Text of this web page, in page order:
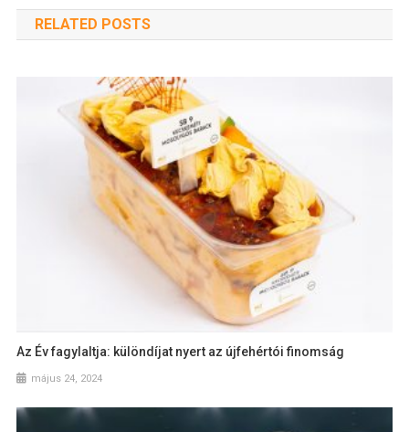
RELATED POSTS
Az Év fagylaltja: különdíjat nyert az újfehértói finomság
május 24, 2024